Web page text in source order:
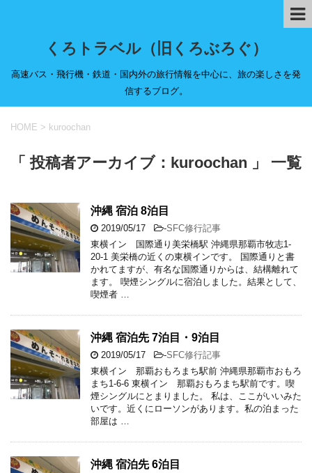
くろトラベル（旧くろぶろぐ）
高速バス・飛行機・鉄道・国内外の旅行情報を中心に、旅の楽しさを発
信するブログ。
HOME > kuroochan
「 投稿者アーカイブ：kuroochan 」 一覧
沖縄 宿泊 8泊目
2019/05/17 -SFC修行記事
東横イン 国際通り美栄橋駅 沖縄県那覇市牧志1-
20-1 美栄橋の近くの東横インです。 国際通りと書
かれてますが、有名な国際通りからは、結構離れて
ます。 喫煙シングルに宿泊しました。結果として、
喫煙者 …
沖縄 宿泊先 7泊目・9泊目
2019/05/17 -SFC修行記事
東横イン 那覇おもろまち駅前 沖縄県那覇市おもろ
まち1-6-6 東横イン 那覇おもろまち駅前です。喫
煙シングルにとまりました。 私は、ここがいいみた
いです。近くにローソンがあります。私の泊まった
部屋は …
沖縄 宿泊先 6泊目